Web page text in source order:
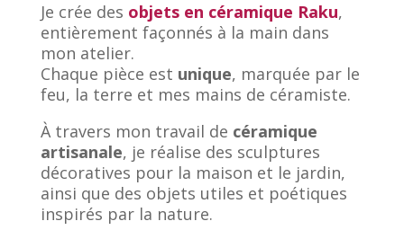
Je crée des objets en céramique Raku,
entièrement façonnés à la main dans
mon atelier.
Chaque pièce est unique, marquée par le
feu, la terre et mes mains de céramiste.
À travers mon travail de céramique
artisanale, je réalise des sculptures
décoratives pour la maison et le jardin,
ainsi que des objets utiles et poétiques
inspirés par la nature.